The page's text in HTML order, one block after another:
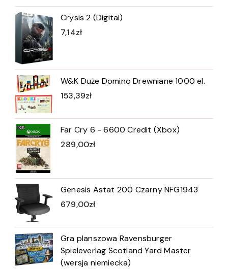
Crysis 2 (Digital)
7,14zł
W&K Duże Domino Drewniane 1000 el.
153,39zł
Far Cry 6 - 6600 Credit (Xbox)
289,00zł
Genesis Astat 200 Czarny NFG1943
679,00zł
Gra planszowa Ravensburger
Spieleverlag Scotland Yard Master
(wersja niemiecka)